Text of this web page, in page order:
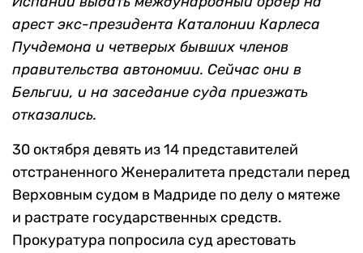
арест экс-президента Каталонии Карлеса
Пучдемона и четверых бывших членов
правительства автономии. Сейчас они в
Бельгии, и на заседание суда приезжать
отказались.
30 октября девять из 14 представителей
отстраненного Женералитета предстали перед
Верховным судом в Мадриде по делу о мятеже
и растрате государственных средств.
Прокуратура попросила суд арестовать